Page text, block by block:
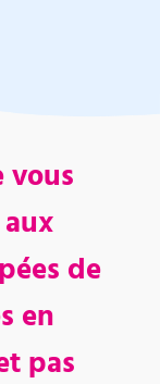
vous
de
en
pas